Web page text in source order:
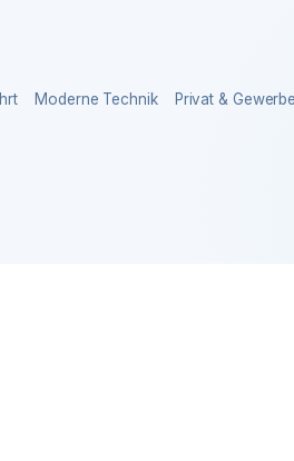
Moderne Technik Privat &